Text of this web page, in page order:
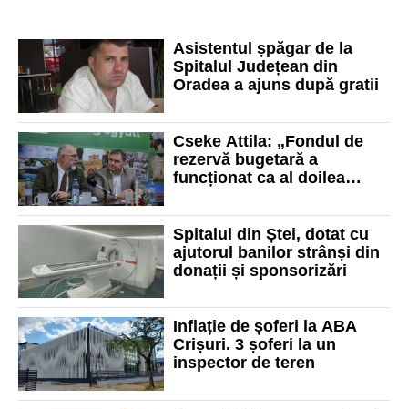
Asistentul șpăgar de la
Spitalul Județean din
Oradea a ajuns după gratii
Cseke Attila: „Fondul de
rezervă bugetară a
funcționat ca al doilea
Spitalul din Ștei, dotat cu
ajutorul banilor strânși din
donații și sponsorizări
Inflație de șoferi la ABA
Crișuri. 3 șoferi la un
inspector de teren